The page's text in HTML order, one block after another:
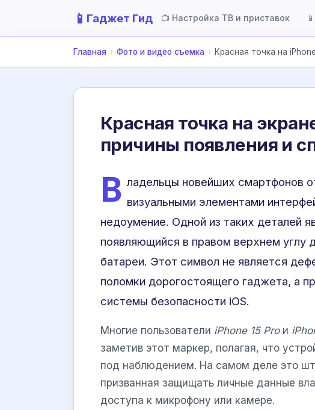
📱 Гаджет Гид 📺 Настройка ТВ и приставок
Главная › Фото и видео съемка › Красная точка на
Красная точка на
причины появления и
В ладельцы новейших смартфонов
визуальными элементами
недоумение. Одной из таких деталей
появляющийся в правом верхнем углу
батареи. Этот символ не является
поломки дорогостоящего гаджета, а
системы безопасности iOS.
Многие пользователи iPhone 15 Proи
заметив этот маркер, полагая, что
под наблюдением. На самом деле это
призванная защищать личные данные
доступа к микрофону или камере.